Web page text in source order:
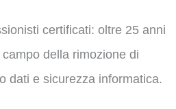
certificati: oltre 25 anni
della rimozione di
dati e sicurezza informatica.